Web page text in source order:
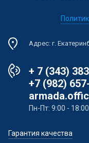
Адрес: г.
+ 7 (343)
+7 (982)
Пн-Пт: 9:00 - 18:00
Гарантия качества